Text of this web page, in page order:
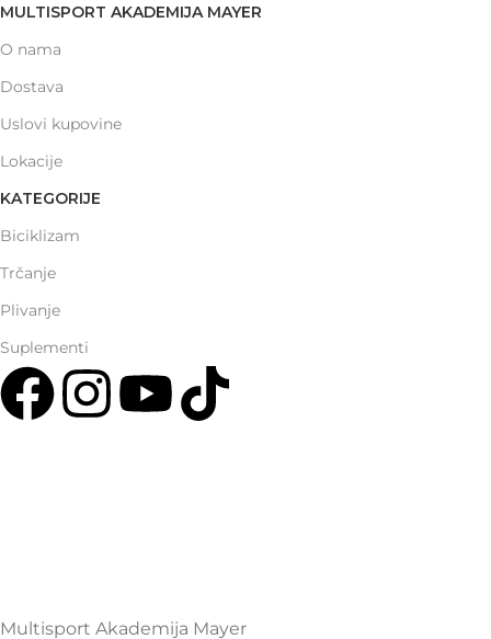
MULTISPORT AKADEMIJA MAYER
O nama
Dostava
Uslovi kupovine
Lokacije
KATEGORIJE
Biciklizam
Trčanje
Plivanje
Suplementi
Multisport Akademija Mayer